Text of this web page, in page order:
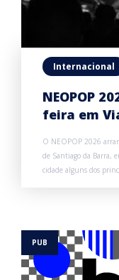
Internacional
NEOPOP
feira em
O NEOPOP 2026
de Santiago da Barra,
cidade alguns dos